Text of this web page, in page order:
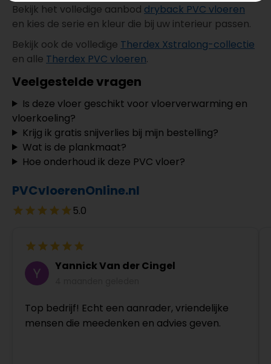
Bekijk het volledige aanbod dryback PVC vloeren
en kies de serie en kleur die bij uw interieur passen.
Bekijk ook de volledige Therdex Xstralong-collectie
en alle Therdex PVC vloeren.
Veelgestelde vragen
Is deze vloer geschikt voor vloerverwarming en
vloerkoeling?
Krijg ik gratis snijverlies bij mijn bestelling?
Wat is de plankmaat?
Hoe onderhoud ik deze PVC vloer?
PVCvloerenOnline.nl
5.0
Yannick Van der Cingel
Top bedrijf! Echt een aanrader, vriendelijke
mensen die meedenken en advies geven.